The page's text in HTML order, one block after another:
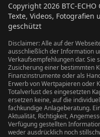
Copyright 2026 BTC-
Texte, Videos,
geschützt
Disclaimer: Alle auf der
ausschließlich der Information
Verkaufsempfehlungen dar. Sie
Zusicherung einer bestimmten
Finanzinstrumente oder als
Erwerb von Wertpapieren oder
Totalverlust des eingesetzten
ersetzen keine, auf die
fachkundige Anlageberatung.
Aktualität, Richtigkeit,
Verfügung gestellten
weder ausdrücklich noch